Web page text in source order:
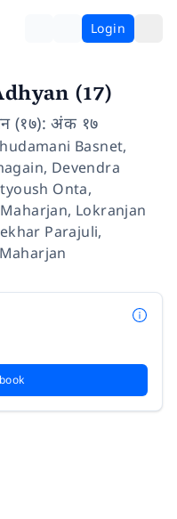
Login
(17)
(१७): अंक १७
Basnet,
, Devendra
Onta,
, Lokranjan
Parajuli,